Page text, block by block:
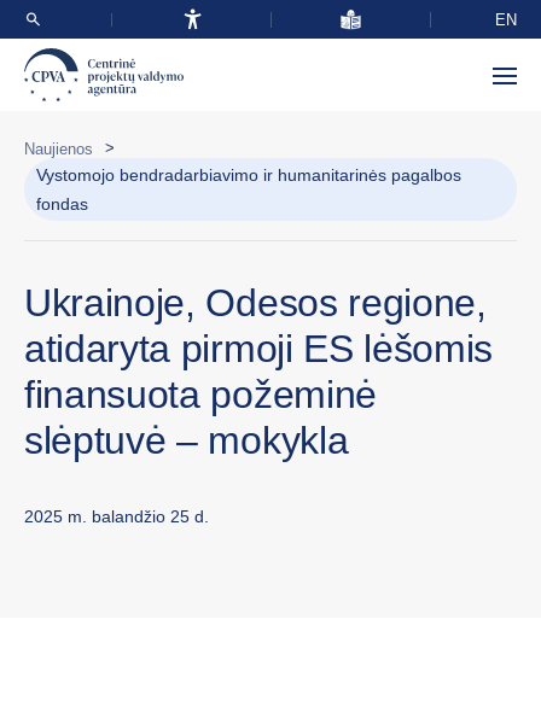
EN
Naujienos >
Vystomojo bendradarbiavimo ir humanitarinės pagalbos
fondas
Ukrainoje, Odesos regione,
atidaryta pirmoji ES lėšomis
finansuota požeminė
slėptuvė – mokykla
2025 m. balandžio 25 d.